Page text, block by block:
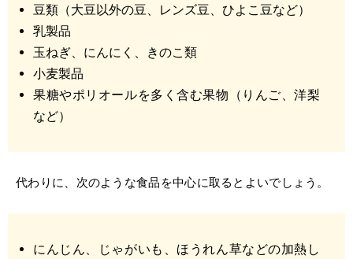
豆類（大豆以外の豆、レンズ豆、ひよこ豆など）
乳製品
玉ねぎ、にんにく、きのこ類
小麦製品
果糖やポリオールを多く含む果物（りんご、洋梨
など）
代わりに、次のような食品を中心に取るとよいでしょう。
にんじん、じゃがいも、ほうれん草などの加熱し